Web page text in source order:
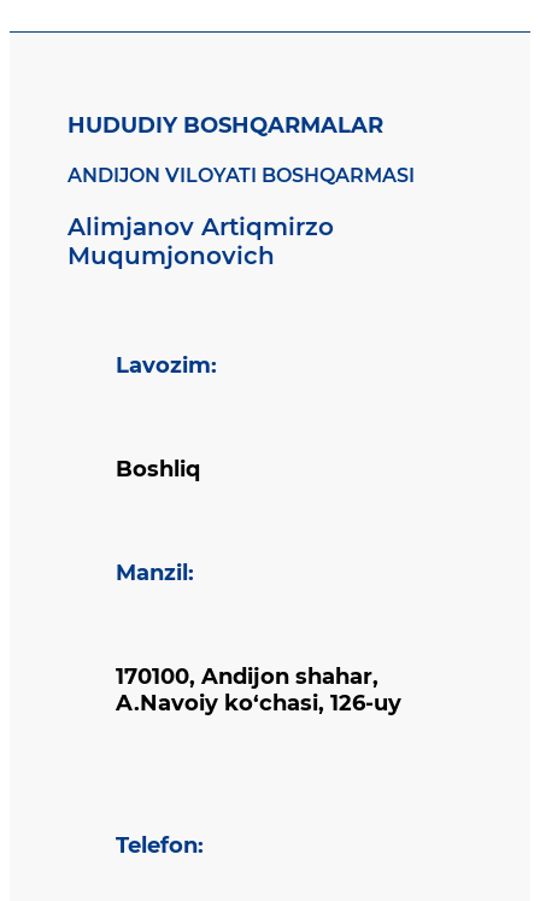
HUDUDIY BOSHQARMALAR
ANDIJON VILOYATI BOSHQARMASI
Alimjanov Artiqmirzo
Muqumjonovich
Lavozim:
Boshliq
Manzil :
170100, Andijon shahar,
A.Navoiy ko‘chasi, 126-uy
Telefon: